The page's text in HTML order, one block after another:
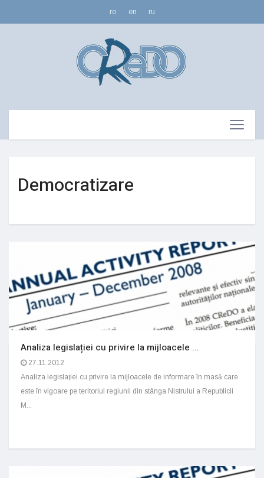
ro en ru
Democratizare
Analiza legislației cu privire la mijloacele ...
27.11.2012
Analiza legislației cu privire la mijloacele de informare în masă care
este în vigoare pe teritoriul regiunii din stânga Nistrului a Republicii
M...